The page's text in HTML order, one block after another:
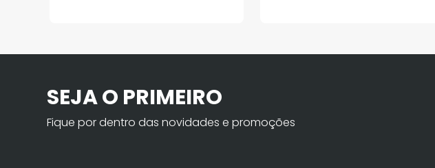
SEJA O PRIMEIRO
Fique por dentro das novidades e promoções